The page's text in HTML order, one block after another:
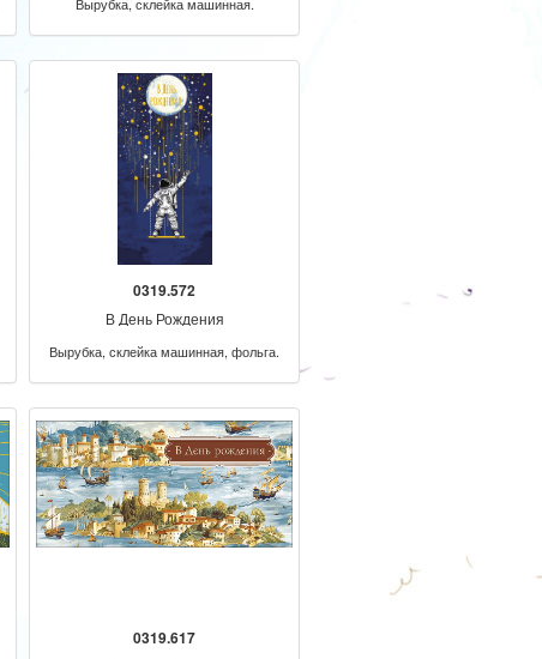
0319.572
В День Рождения
Вырубка, склейка машинная, фольга.
0319.617